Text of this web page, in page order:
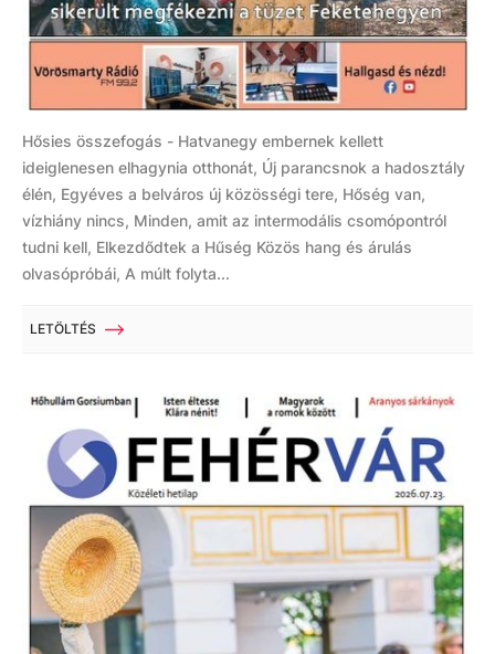
Hősies összefogás - Hatvanegy embernek kellett
ideiglenesen elhagynia otthonát, Új parancsnok a hadosztály
élén, Egyéves a belváros új közösségi tere, Hőség van,
vízhiány nincs, Minden, amit az intermodális csomópontról
tudni kell, Elkezdődtek a Hűség Közös hang és árulás
olvasópróbái, A múlt folyta...
LETÖLTÉS